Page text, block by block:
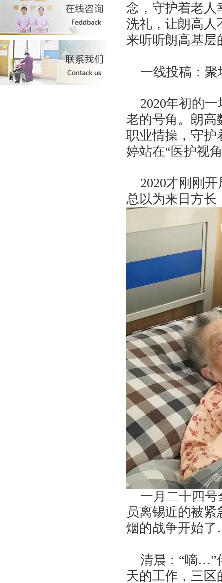
念，守护着老人
洗礼，让朗高人
来听听朗高基层
一线投稿：聚
2020年初的一
老的号角。朗高
职业情操，守护
婷站在“医护视
2020才刚刚开
总以为来日方
一月二十四号
员离锡近的被
烟的战争开始
清晨：“嘀…”
天的工作，三区